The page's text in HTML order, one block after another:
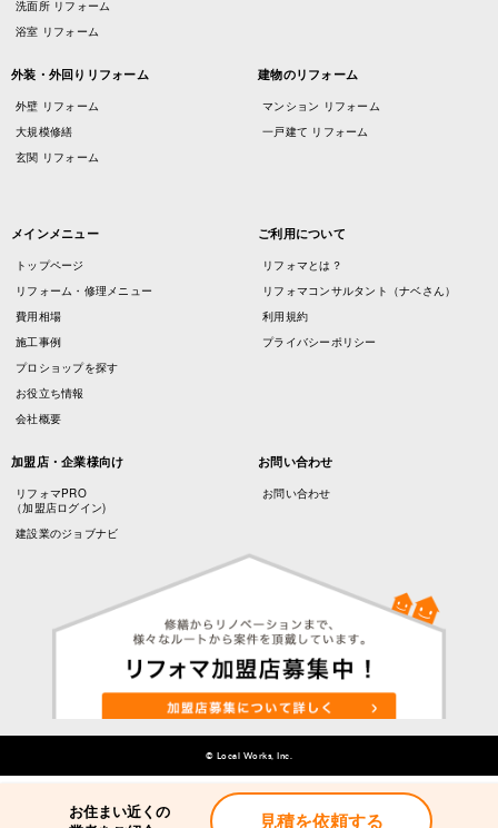
お住まい近くの
見積を依頼する
洗面所 リフォーム
浴室 リフォーム
外装・外回りリフォーム
外壁 リフォーム
大規模修繕
玄関 リフォーム
建物のリフォーム
マンション リフォーム
一戸建て リフォーム
メインメニュー
トップページ
リフォーム・修理メニュー
費用相場
施工事例
プロショップを探す
お役立ち情報
会社概要
ご利用について
リフォマとは？
リフォマコンサルタント（ナベさん）
利用規約
プライバシーポリシー
加盟店・企業様向け
リフォマPRO
（加盟店ログイン)
建設業のジョブナビ
お問い合わせ
お問い合わせ
© Local Works, Inc.
お住まい近くの
見積を依頼する